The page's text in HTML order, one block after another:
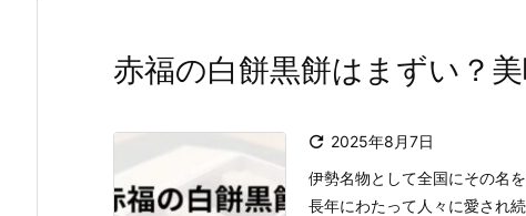
赤福の白餅黒餅はまずい？
 2025年8月7日
伊勢名物として全国にその名
長年にわたって人々に愛され